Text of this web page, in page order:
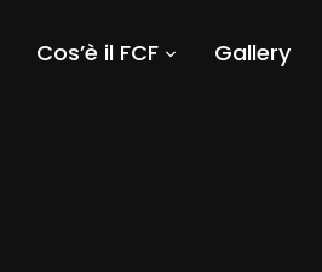
Cos’è il FCF Gallery